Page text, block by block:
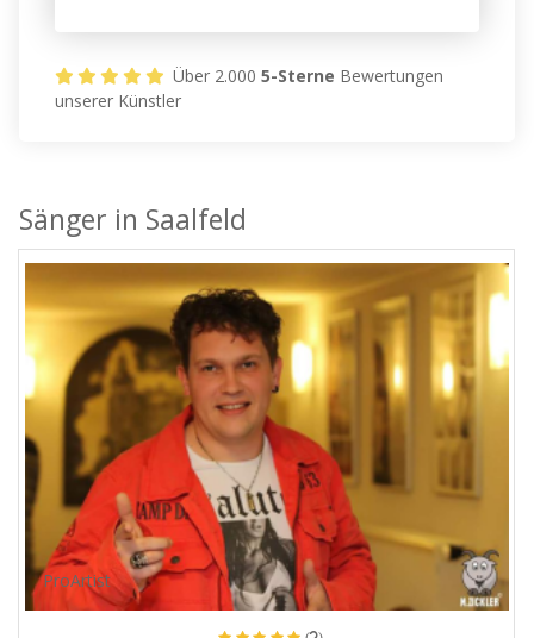
Über 2.0005-Sterne Bewertungen
unserer Künstler
Sänger in Saalfeld
ProArtist